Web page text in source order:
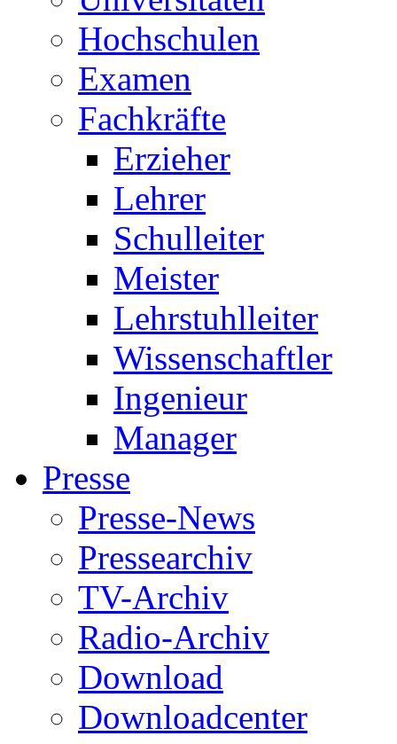
Hochschulen
Examen
Fachkräfte
Erzieher
Lehrer
Schulleiter
Meister
Lehrstuhlleiter
Wissenschaftler
Ingenieur
Manager
Presse
Presse-News
Pressearchiv
TV-Archiv
Radio-Archiv
Download
Downloadcenter